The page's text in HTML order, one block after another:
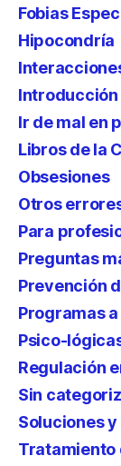
Fobias
Hipocondría
Introducción
Ir de mal en
Libros de la
Obsesiones
Otros
Para
Preguntas
Prevención
Programas
Psico-
Regulación
Sin
Soluciones
Tratamiento